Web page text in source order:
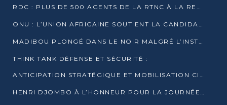
RDC : PLUS DE 500 AGENTS DE LA RTNC À LA RETRAITE, UNE PAGE SE TOURNE
ONU : L’UNION AFRICAINE SOUTIENT LA CANDIDATURE DE MACKY SALL
MADIBOU PLONGÉ DANS LE NOIR MALGRÉ L’INSTALLATION D’UN NOUVEAU TRANSFORMATEUR
THINK TANK DÉFENSE ET SÉCURITÉ :
ANTICIPATION STRATÉGIQUE ET MOBILISATION CITOYENNE POUR NOTRE SOUVERAINETÉ NATIONALE
HENRI DJOMBO À L’HONNEUR POUR LA JOURNÉE MONDIALE DU THÉÂTRE